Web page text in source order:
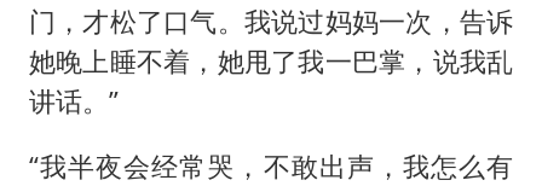
门，才松了口气。我说过妈妈一次，告诉
她晚上睡不着，她甩了我一巴掌，说我乱
讲话。”
“我半夜会经常哭，不敢出声，我怎么有